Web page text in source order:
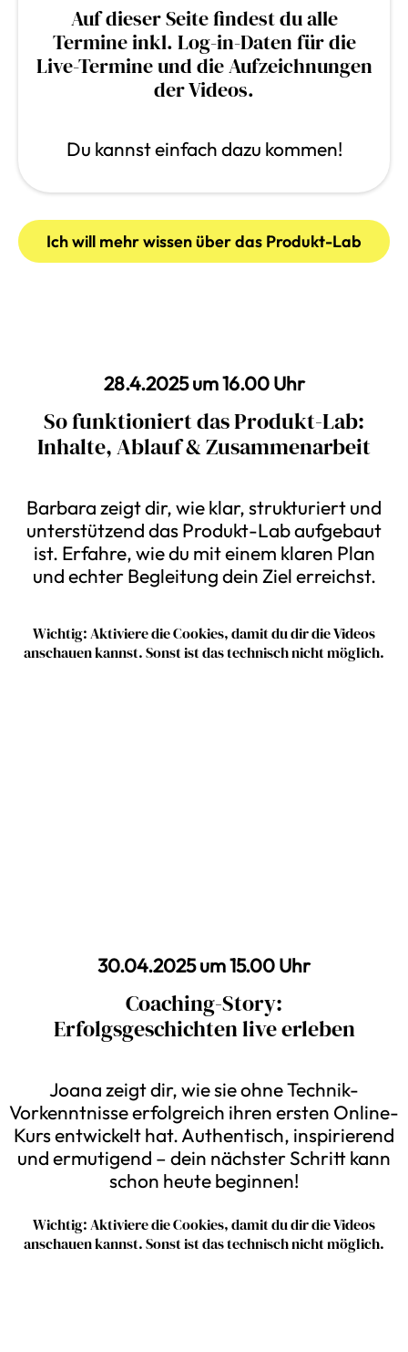
Auf dieser Seite findest du alle
Termine inkl. Log-in-Daten für die
Live-Termine und die Aufzeichnungen
der Videos.
Du kannst einfach dazu kommen!
Ich will mehr wissen über das Produkt-Lab
28.4.2025 um 16.00 Uhr
So funktioniert das Produkt-Lab:
Inhalte, Ablauf & Zusammenarbeit
Barbara zeigt dir, wie klar, strukturiert und
unterstützend das Produkt-Lab aufgebaut
ist. Erfahre, wie du mit einem klaren Plan
und echter Begleitung dein Ziel erreichst.
Wichtig: Aktiviere die Cookies, damit du dir die Videos
anschauen kannst. Sonst ist das technisch nicht möglich.
30.04.2025 um 15.00 Uhr
Coaching-Story:
Erfolgsgeschichten live erleben
Joana zeigt dir, wie sie ohne Technik-
Vorkenntnisse erfolgreich ihren ersten Online-
Kurs entwickelt hat. Authentisch, inspirierend
und ermutigend – dein nächster Schritt kann
schon heute beginnen!
Wichtig: Aktiviere die Cookies, damit du dir die Videos
anschauen kannst. Sonst ist das technisch nicht möglich.